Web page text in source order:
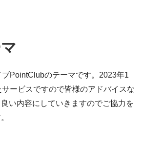
PointClubのテーマです。2023年1
ービスですので皆様のアドバイスな
い内容にしていきますのでご協力を